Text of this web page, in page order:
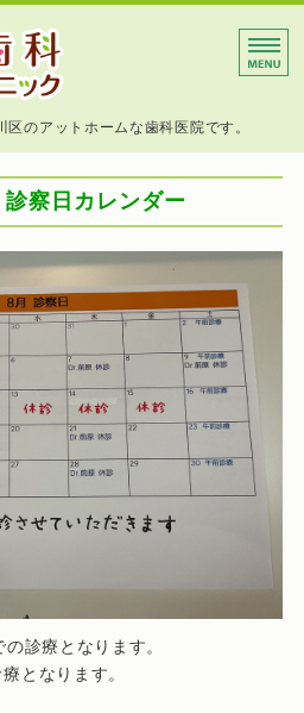
大阪市淀川区 前原歯科の
のアットホームな歯科医院です。
察日カレンダー
診療となります。
となります。